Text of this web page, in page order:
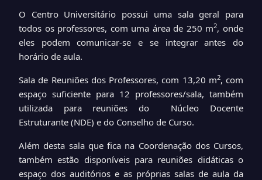
O Centro Universitário possui uma sala geral para
todos os professores, com uma área de 250 m2, onde
eles podem comunicar-se e se integrar antes do
horário de aula.
Sala de Reuniões dos Professores, com 13,20 m2, com
espaço suficiente para 12 professores/sala, também
utilizada para reuniões do Núcleo Docente
Estruturante (NDE) e do Conselho de Curso.
Além desta sala que fica na Coordenação dos Cursos,
também estão disponíveis para reuniões didáticas o
espaço dos auditórios e as próprias salas de aula da